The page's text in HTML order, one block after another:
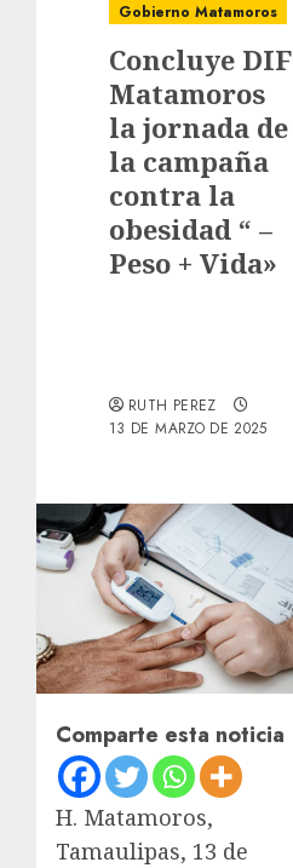
Gobierno Matamoros
Concluye DIF
Matamoros
la jornada de
la campaña
contra la
obesidad “ –
Peso + Vida»
RUTH PEREZ
13 DE MARZO DE 2025
Comparte esta noticia
H. Matamoros,
Tamaulipas, 13 de